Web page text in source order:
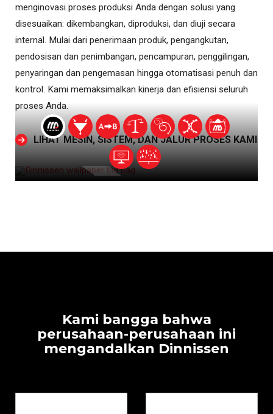
menginovasi proses produksi Anda dengan solusi yang
disesuaikan: dikembangkan, diproduksi, dan diuji secara
internal. Mulai dari penerimaan produk, pengangkutan,
pendosisan dan penimbangan, pencampuran, penggilingan,
penyaringan dan pengemasan hingga otomatisasi penuh dan
kontrol. Kami memaksimalkan kinerja dan efisiensi seluruh
proses Anda.
LIHAT MESIN, SISTEM, DAN JALUR PROSES KAMI
Kami bangga bahwa
perusahaan-perusahaan ini
mengandalkan Dinnissen